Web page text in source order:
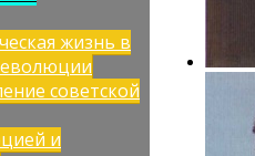
жизнь в
советской
и